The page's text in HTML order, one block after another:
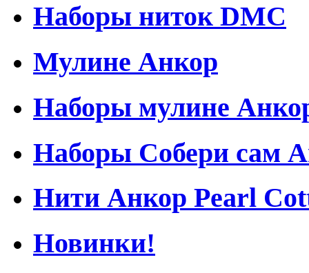
Наборы ниток DMC
Мулине Анкор
Наборы мулине
Наборы Собери сам
Нити Анкор Pearl
Новинки!